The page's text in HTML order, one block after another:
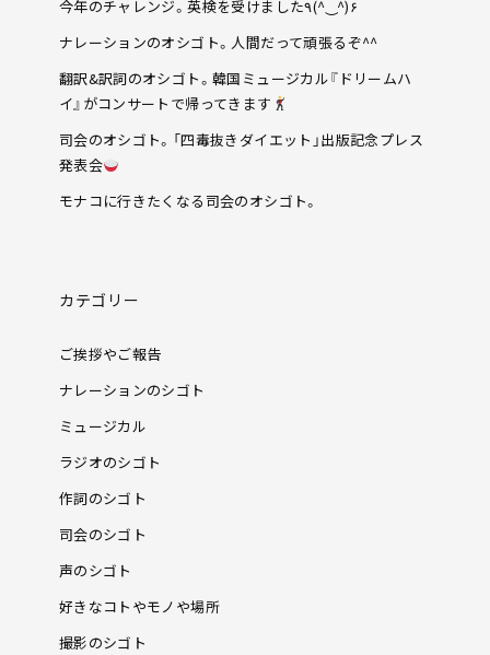
今年のチャレンジ。英検を受けました٩(^‿^)۶
ナレーションのオシゴト。人間だって頑張るぞ^^
翻訳&訳詞のオシゴト。韓国ミュージカル『ドリームハ
イ』がコンサートで帰ってきます
司会のオシゴト。「四毒抜きダイエット」出版記念プレス
発表会
モナコに行きたくなる司会のオシゴト。
カテゴリー
ご挨拶やご報告
ナレーションのシゴト
ミュージカル
ラジオのシゴト
作詞のシゴト
司会のシゴト
声のシゴト
好きなコトやモノや場所
撮影のシゴト